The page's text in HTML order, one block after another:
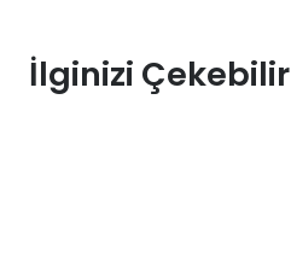
İlginizi Çekebilir